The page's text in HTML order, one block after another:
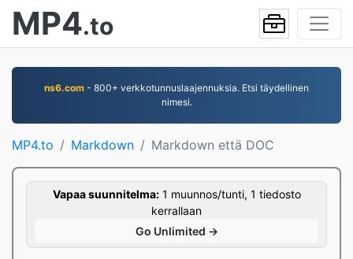
MP4.to
ns6.com - 800+ verkkotunnuslaajennuksia. Etsi täydellinen
nimesi.
MP4.to Markdown Markdown että DOC
Vapaa suunnitelma:1 muunnos/tunti, 1 tiedosto
kerrallaan
Go Unlimited →